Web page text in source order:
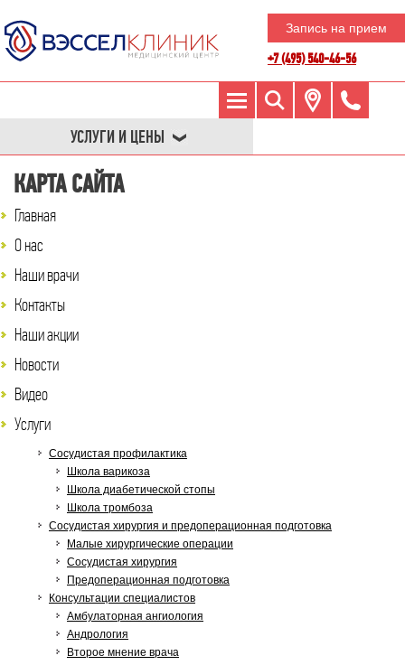
Запись на прием
+7 (495) 540-46-56
УСЛУГИ И ЦЕНЫ
КАРТА САЙТА
Главная
О нас
Наши врачи
Контакты
Наши акции
Новости
Видео
Услуги
Сосудистая профилактика
Школа варикоза
Школа диабетической стопы
Школа тромбоза
Сосудистая хирургия и предоперационная подготовка
Малые хирургические операции
Сосудистая хирургия
Предоперационная подготовка
Консультации специалистов
Амбулаторная ангиология
Андрология
Второе мнение врача